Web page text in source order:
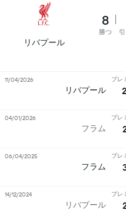
リバプール
8
勝つ
リバプール
プレ
11/04/2026
フラム
プレ
04/01/2026
フラム
プレ
06/04/2025
リバプール
プレ
14/12/2024